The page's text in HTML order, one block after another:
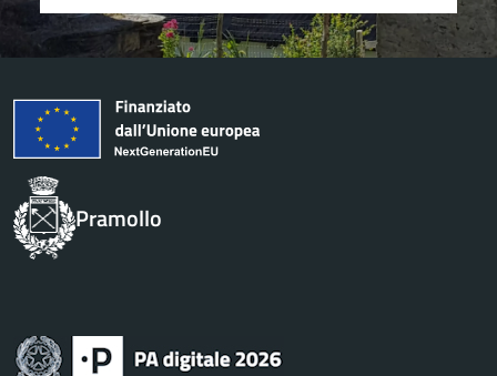
Pramollo